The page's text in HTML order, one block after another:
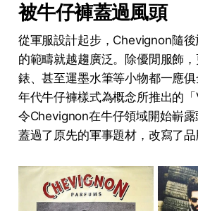
被牛仔褲蓋過風頭
從軍服設計起步，Chevignon隨
的範疇就越趨廣泛。除優閒服飾
錶、甚至運墨水筆等小物都一應
年代牛仔褲樣式為概念所推出的
令Chevignon在牛仔領域開始嶄
蓋過了原先的軍事題材，改寫了品